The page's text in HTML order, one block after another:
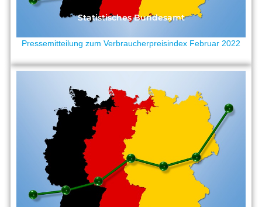
Statistisches Bundesamt
Pressemitteilung zum Verbraucherpreisindex Februar 2022